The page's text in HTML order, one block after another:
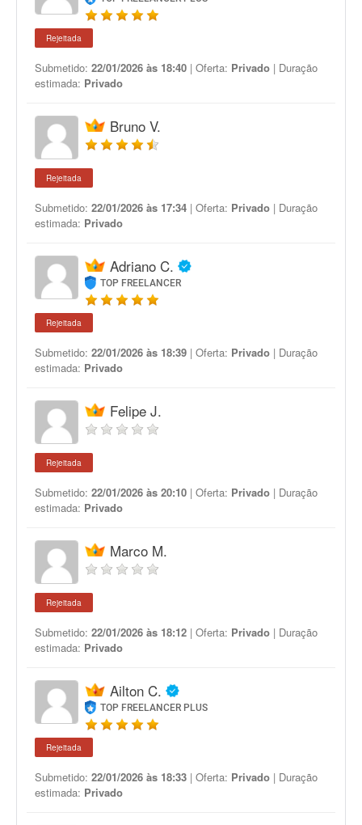
Rejeitada
Submetido: 22/01/2026 às 18:40 | Oferta: Privado | Duração
estimada: Privado
Bruno V.
Rejeitada
Submetido: 22/01/2026 às 17:34 | Oferta: Privado | Duração
estimada: Privado
Adriano C.
TOP FREELANCER
Rejeitada
Submetido: 22/01/2026 às 18:39 | Oferta: Privado | Duração
estimada: Privado
Felipe J.
Rejeitada
Submetido: 22/01/2026 às 20:10 | Oferta: Privado | Duração
estimada: Privado
Marco M.
Rejeitada
Submetido: 22/01/2026 às 18:12 | Oferta: Privado | Duração
estimada: Privado
Ailton C.
TOP FREELANCER PLUS
Rejeitada
Submetido: 22/01/2026 às 18:33 | Oferta: Privado | Duração
estimada: Privado